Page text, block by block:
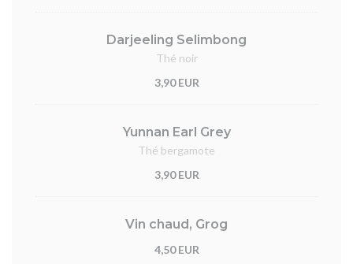
Darjeeling Selimbong
Thé noir
3,90 EUR
Yunnan Earl Grey
Thé bergamote
3,90 EUR
Vin chaud, Grog
4,50 EUR